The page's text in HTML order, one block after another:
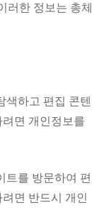
러한 정보는 총체
색하고 편집 콘텐
면 개인정보를
트를 방문하여 편
면 반드시 개인